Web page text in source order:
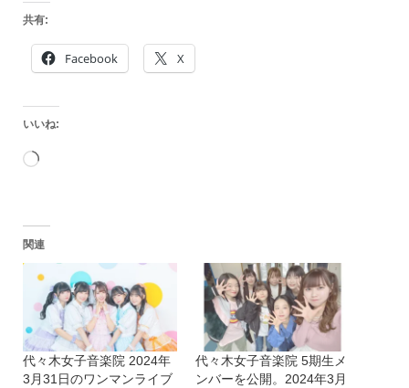
共有:
Facebook X
いいね:
読
込
み
中…
関連
代々木女子音楽院 2024年
3月31日のワンマンライブ
代々木女子音楽院 5期生メ
ンバーを公開。2024年3月